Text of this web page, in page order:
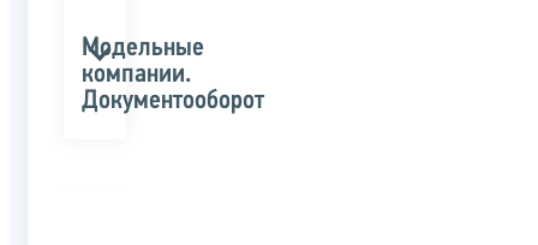
Модельные
компании.
Документооборот